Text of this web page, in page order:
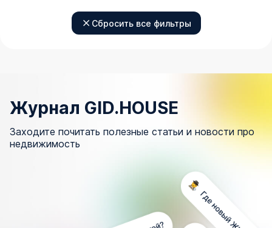
Сбросить все фильтры
Журнал GID.HOUSE
Заходите почитать полезные статьи и новости про
недвижимость